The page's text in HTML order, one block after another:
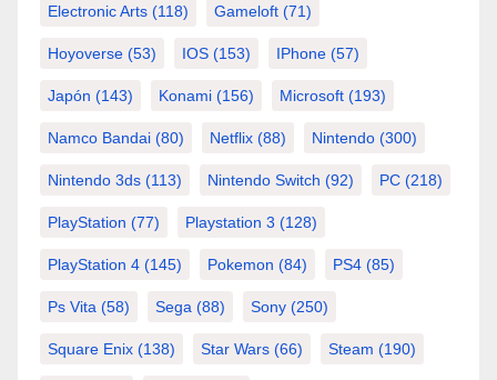
Electronic Arts (118) Gameloft (71)
Hoyoverse (53) IOS (153) IPhone (57)
Japón (143) Konami (156) Microsoft (193)
Namco Bandai (80) Netflix (88) Nintendo (300)
Nintendo 3ds (113) Nintendo Switch (92) PC (218)
PlayStation (77) Playstation 3 (128)
PlayStation 4 (145) Pokemon (84) PS4 (85)
Ps Vita (58) Sega (88) Sony (250)
Square Enix (138) Star Wars (66) Steam (190)